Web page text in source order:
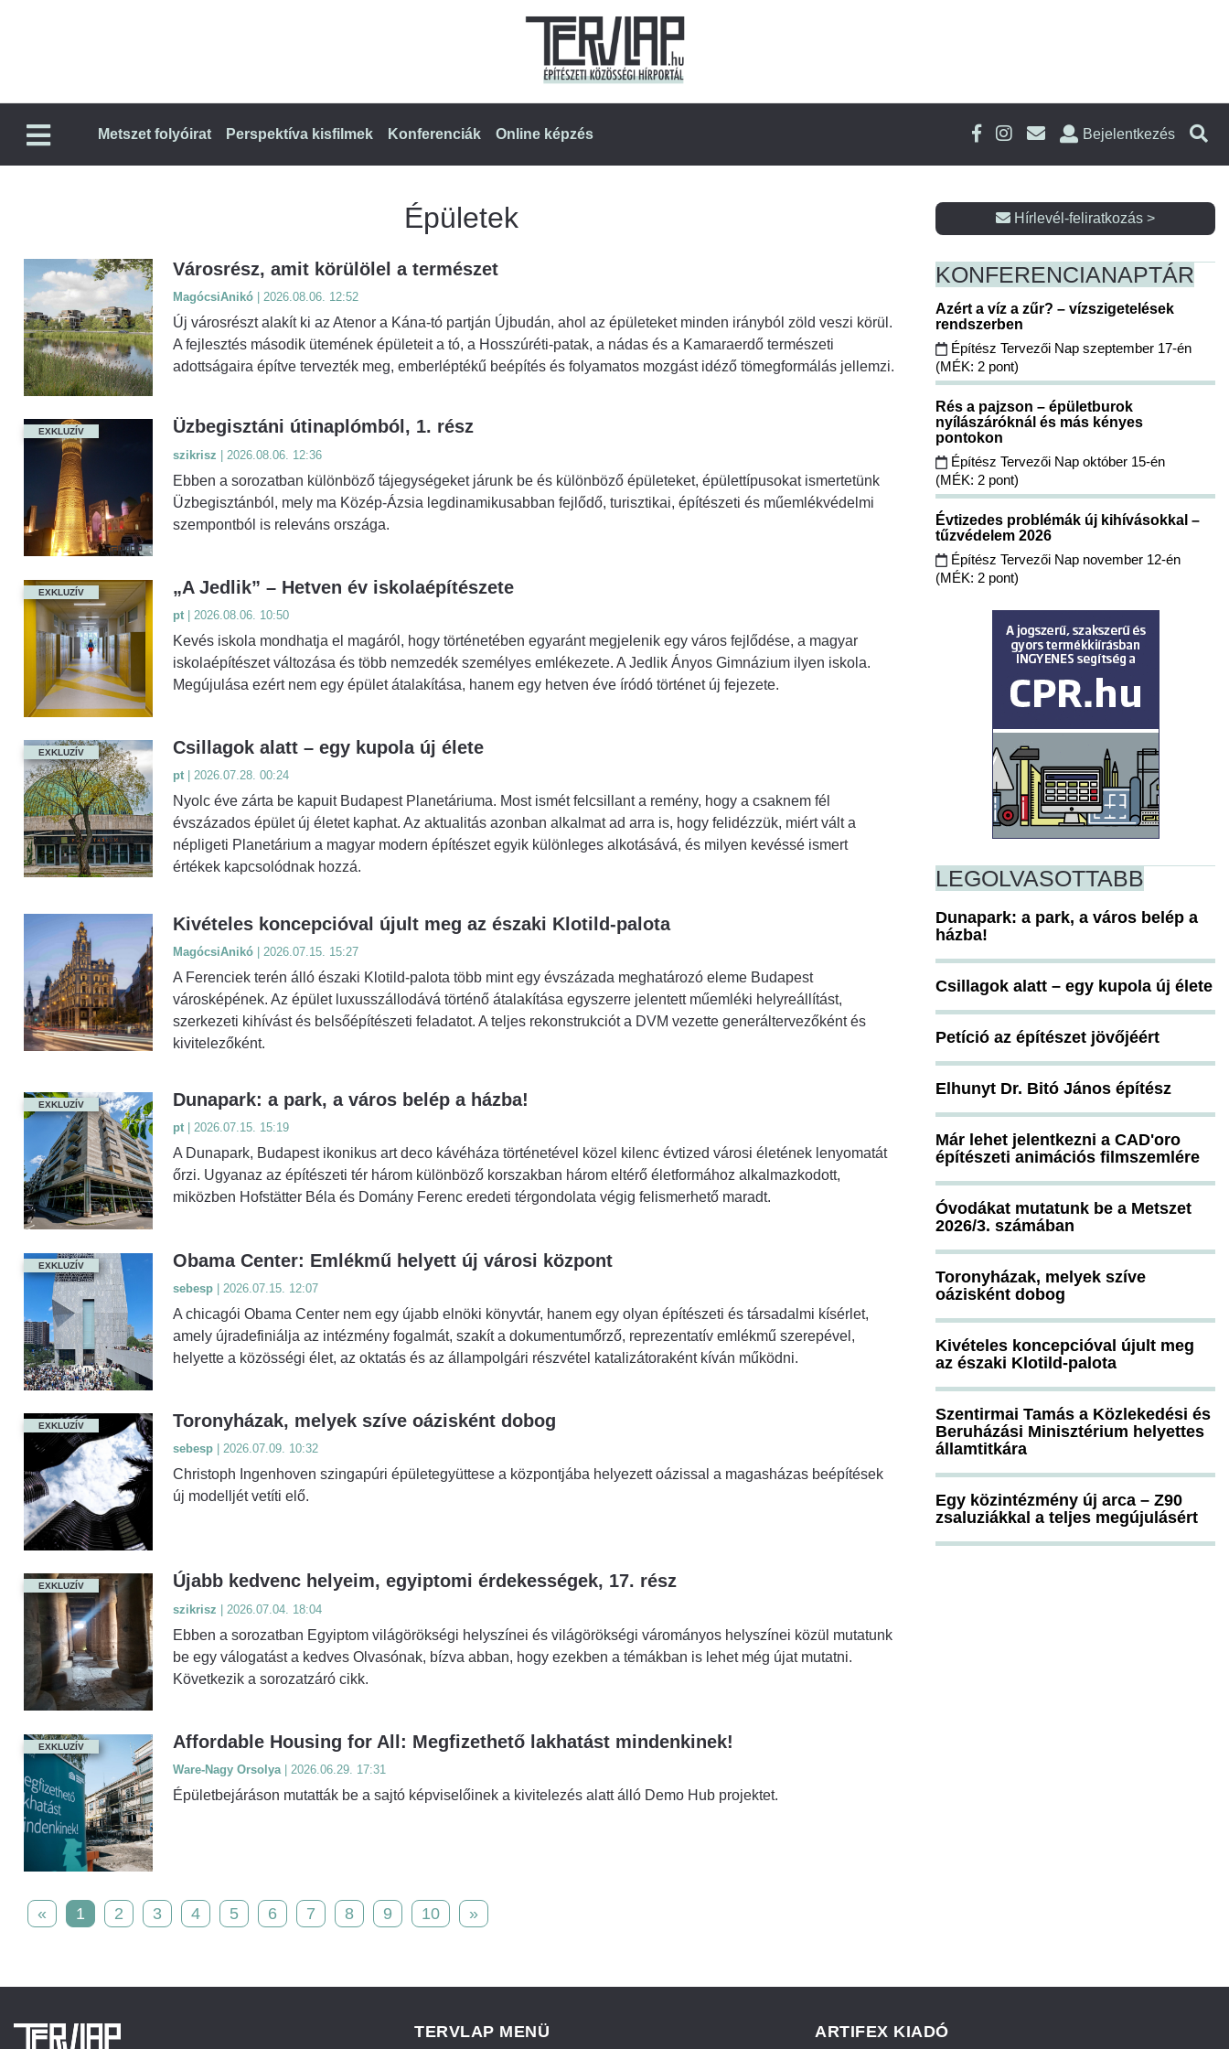
Metszet folyóirat Perspektíva kisfilmek Konferenciák Online képzés Bejelentkezés
Épületek
Városrész, amit körülölel a természet
MagócsiAnikó | 2026.08.06. 12:52
Új városrészt alakít ki az Atenor a Kána-tó partján Újbudán, ahol az épületeket minden irányból zöld veszi körül.
A fejlesztés második ütemének épületeit a tó, a Hosszúréti-patak, a nádas és a Kamaraerdő természeti
adottságaira építve tervezték meg, emberléptékű beépítés és folyamatos mozgást idéző tömegformálás jellemzi.
EXKLUZÍV Üzbegisztáni útinaplómból, 1. rész
szikrisz | 2026.08.06. 12:36
Ebben a sorozatban különböző tájegységeket járunk be és különböző épületeket, épülettípusokat ismertetünk
Üzbegisztánból, mely ma Közép-Ázsia legdinamikusabban fejlődő, turisztikai, építészeti és műemlékvédelmi
szempontból is releváns országa.
EXKLUZÍV „A Jedlik” – Hetven év iskolaépítészete
pt | 2026.08.06. 10:50
Kevés iskola mondhatja el magáról, hogy történetében egyaránt megjelenik egy város fejlődése, a magyar
iskolaépítészet változása és több nemzedék személyes emlékezete. A Jedlik Ányos Gimnázium ilyen iskola.
Megújulása ezért nem egy épület átalakítása, hanem egy hetven éve íródó történet új fejezete.
EXKLUZÍV Csillagok alatt – egy kupola új élete
pt | 2026.07.28. 00:24
Nyolc éve zárta be kapuit Budapest Planetáriuma. Most ismét felcsillant a remény, hogy a csaknem fél
évszázados épület új életet kaphat. Az aktualitás azonban alkalmat ad arra is, hogy felidézzük, miért vált a
népligeti Planetárium a magyar modern építészet egyik különleges alkotásává, és milyen kevéssé ismert
értékek kapcsolódnak hozzá.
Kivételes koncepcióval újult meg az északi Klotild-palota
MagócsiAnikó | 2026.07.15. 15:27
A Ferenciek terén álló északi Klotild-palota több mint egy évszázada meghatározó eleme Budapest
városképének. Az épület luxusszállodává történő átalakítása egyszerre jelentett műemléki helyreállítást,
szerkezeti kihívást és belsőépítészeti feladatot. A teljes rekonstrukciót a DVM vezette generáltervezőként és
kivitelezőként.
EXKLUZÍV Dunapark: a park, a város belép a házba!
pt | 2026.07.15. 15:19
A Dunapark, Budapest ikonikus art deco kávéháza történetével közel kilenc évtized városi életének lenyomatát
őrzi. Ugyanaz az építészeti tér három különböző korszakban három eltérő életformához alkalmazkodott,
miközben Hofstätter Béla és Domány Ferenc eredeti térgondolata végig felismerhető maradt.
EXKLUZÍV Obama Center: Emlékmű helyett új városi központ
sebesp | 2026.07.15. 12:07
A chicagói Obama Center nem egy újabb elnöki könyvtár, hanem egy olyan építészeti és társadalmi kísérlet,
amely újradefiniálja az intézmény fogalmát, szakít a dokumentumőrző, reprezentatív emlékmű szerepével,
helyette a közösségi élet, az oktatás és az állampolgári részvétel katalizátoraként kíván működni.
EXKLUZÍV Toronyházak, melyek szíve oázisként dobog
sebesp | 2026.07.09. 10:32
Christoph Ingenhoven szingapúri épületegyüttese a központjába helyezett oázissal a magasházas beépítések
új modelljét vetíti elő.
EXKLUZÍV Újabb kedvenc helyeim, egyiptomi érdekességek, 17. rész
szikrisz | 2026.07.04. 18:04
Ebben a sorozatban Egyiptom világörökségi helyszínei és világörökségi várományos helyszínei közül mutatunk
be egy válogatást a kedves Olvasónak, bízva abban, hogy ezekben a témákban is lehet még újat mutatni.
Következik a sorozatzáró cikk.
EXKLUZÍV Affordable Housing for All: Megfizethető lakhatást mindenkinek!
Ware-Nagy Orsolya | 2026.06.29. 17:31
Épületbejáráson mutatták be a sajtó képviselőinek a kivitelezés alatt álló Demo Hub projektet.
« 1 2 3 4 5 6 7 8 9 10 »
Hírlevél-feliratkozás >
KONFERENCIANAPTÁR
Azért a víz a zűr? – vízszigetelések
rendszerben
Építész Tervezői Nap szeptember 17-én
(MÉK: 2 pont)
Rés a pajzson – épületburok
nyílászáróknál és más kényes
pontokon
Építész Tervezői Nap október 15-én
(MÉK: 2 pont)
Évtizedes problémák új kihívásokkal –
tűzvédelem 2026
Építész Tervezői Nap november 12-én
(MÉK: 2 pont)
LEGOLVASOTTABB
Dunapark: a park, a város belép a
házba!
Csillagok alatt – egy kupola új élete
Petíció az építészet jövőjéért
Elhunyt Dr. Bitó János építész
Már lehet jelentkezni a CAD'oro
építészeti animációs filmszemlére
Óvodákat mutatunk be a Metszet
2026/3. számában
Toronyházak, melyek szíve
oázisként dobog
Kivételes koncepcióval újult meg
az északi Klotild-palota
Szentirmai Tamás a Közlekedési és
Beruházási Minisztérium helyettes
államtitkára
Egy közintézmény új arca – Z90
zsaluziákkal a teljes megújulásért
TERVLAP MENÜ ARTIFEX KIADÓ